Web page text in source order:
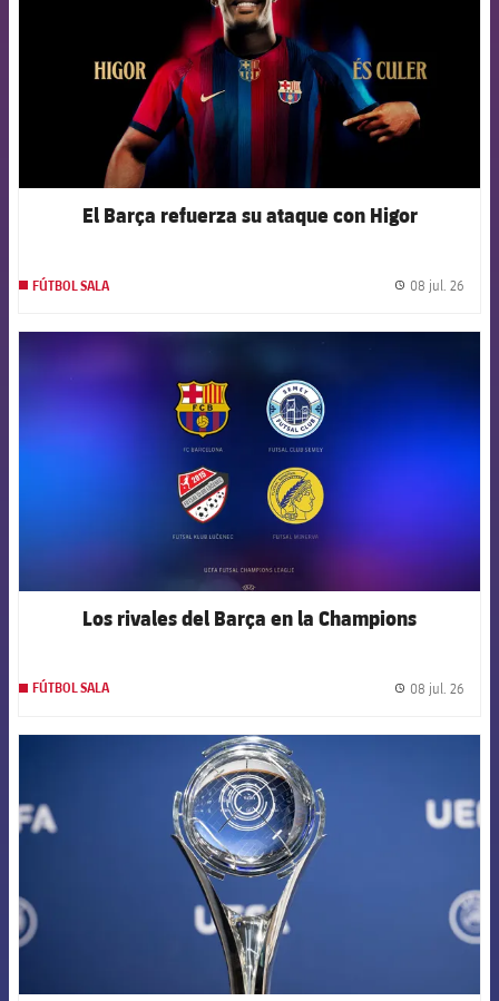
El Barça refuerza su ataque con Higor
FÚTBOL SALA 08 jul. 26
Los rivales del Barça en la Champions
FÚTBOL SALA 08 jul. 26
FCB Barcelona badge